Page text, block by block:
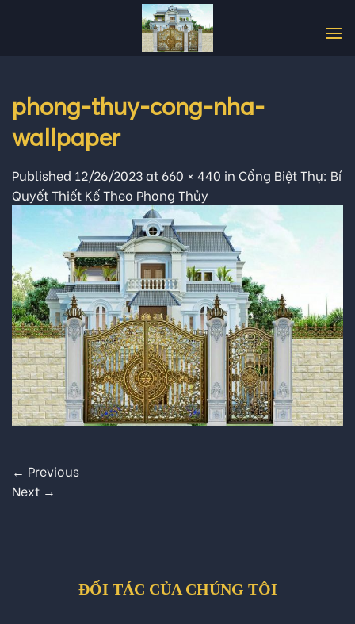
phong-thuy-cong-nha-
wallpaper
Published 12/26/2023at 660 × 440 in Cổng Biệt Thự: Bí
Quyết Thiết Kế Theo Phong Thủy
← Previous
Next →
ĐỐI TÁC CỦA CHÚNG TÔI